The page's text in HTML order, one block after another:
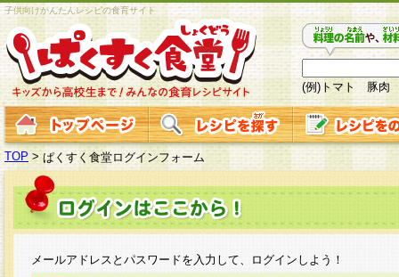
子供向けかんたんレシピの食育サイト
(例)トマト 豚肉
TOP > ぱくすく食堂ログインフォーム
メールアドレスとパスワードを入力して、ログインしよう！